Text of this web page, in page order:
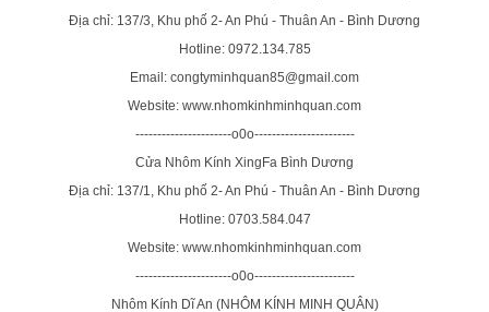
Địa chỉ: 137/3, Khu phố 2- An Phú - Thuân An - Bình Dương
Hotline: 0972.134.785
Email: congtyminhquan85@gmail.com
Website: www.nhomkinhminhquan.com
----------------------o0o-----------------------
Cửa Nhôm Kính XingFa Bình Dương
Địa chỉ: 137/1, Khu phố 2- An Phú - Thuân An - Bình Dương
Hotline: 0703.584.047
Website: www.nhomkinhminhquan.com
----------------------o0o-----------------------
Nhôm Kính Dĩ An (NHÔM KÍNH MINH QUÂN)